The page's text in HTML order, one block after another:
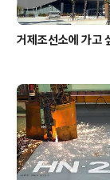
거제조선소에 가고